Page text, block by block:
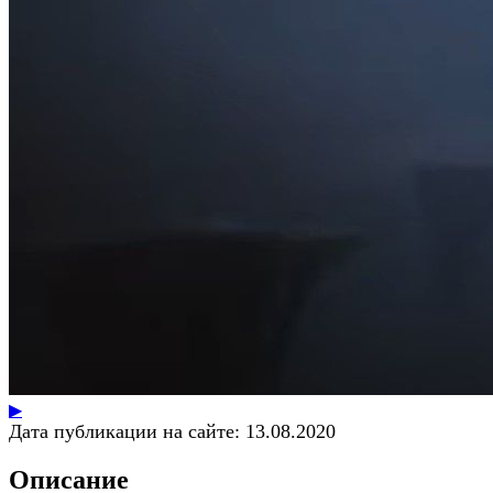
▶
Дата публикации на сайте: 13.08.2020
Описание